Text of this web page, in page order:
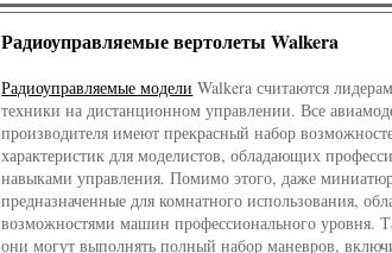
Радиоуправляемые вертолеты Walkera
Радиоуправляемые модели Walkera считаются
техники на дистанционном управлении. Все
производителя имеют прекрасный набор
характеристик для моделистов, обладающих
навыками управления. Помимо этого, даже
предназначенные для комнатного использования,
возможностями машин профессионального уровня.
они могут выполнять полный набор маневров,